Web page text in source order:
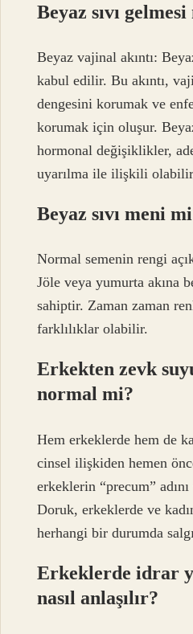
Beyaz sıvı
Beyaz vajinal akıntı:
kabul edilir. Bu akıntı,
dengesini korumak ve
korumak için oluşur.
hormonal değişiklikler,
uyarılma ile ilişkili
Beyaz sıvı meni
Normal semenin rengi
Jöle veya yumurta akına
sahiptir. Zaman zaman
farklılıklar olabilir.
Erkekten zevk
normal mi?
Hem erkeklerde hem de
cinsel ilişkiden hemen
erkeklerin “precum”
Doruk, erkeklerde ve
herhangi bir durumda
Erkeklerde idrar
nasıl anlaşılır?